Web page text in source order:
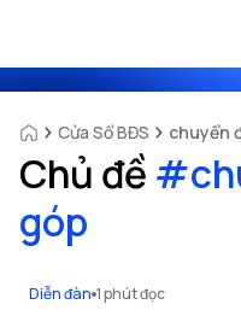
Cửa Sổ BĐS chuyển
Chủ đề #
góp
Diễn đàn 1 phút đọc